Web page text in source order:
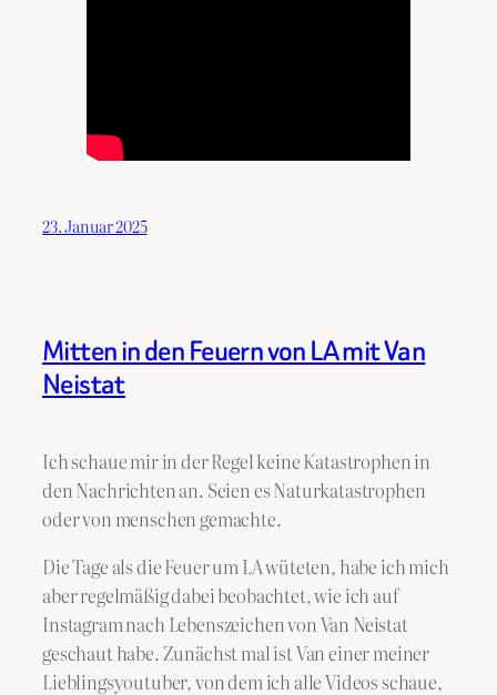
23. Januar 2025
Mitten in den Feuern von LA mit Van
Neistat
Ich schaue mir in der Regel keine Katastrophen in
den Nachrichten an. Seien es Naturkatastrophen
oder von menschen gemachte.
Die Tage als die Feuer um LA wüteten, habe ich mich
aber regelmäßig dabei beobachtet, wie ich auf
Instagram nach Lebenszeichen von Van Neistat
geschaut habe. Zunächst mal ist Van einer meiner
Lieblingsyoutuber, von dem ich alle Videos schaue,